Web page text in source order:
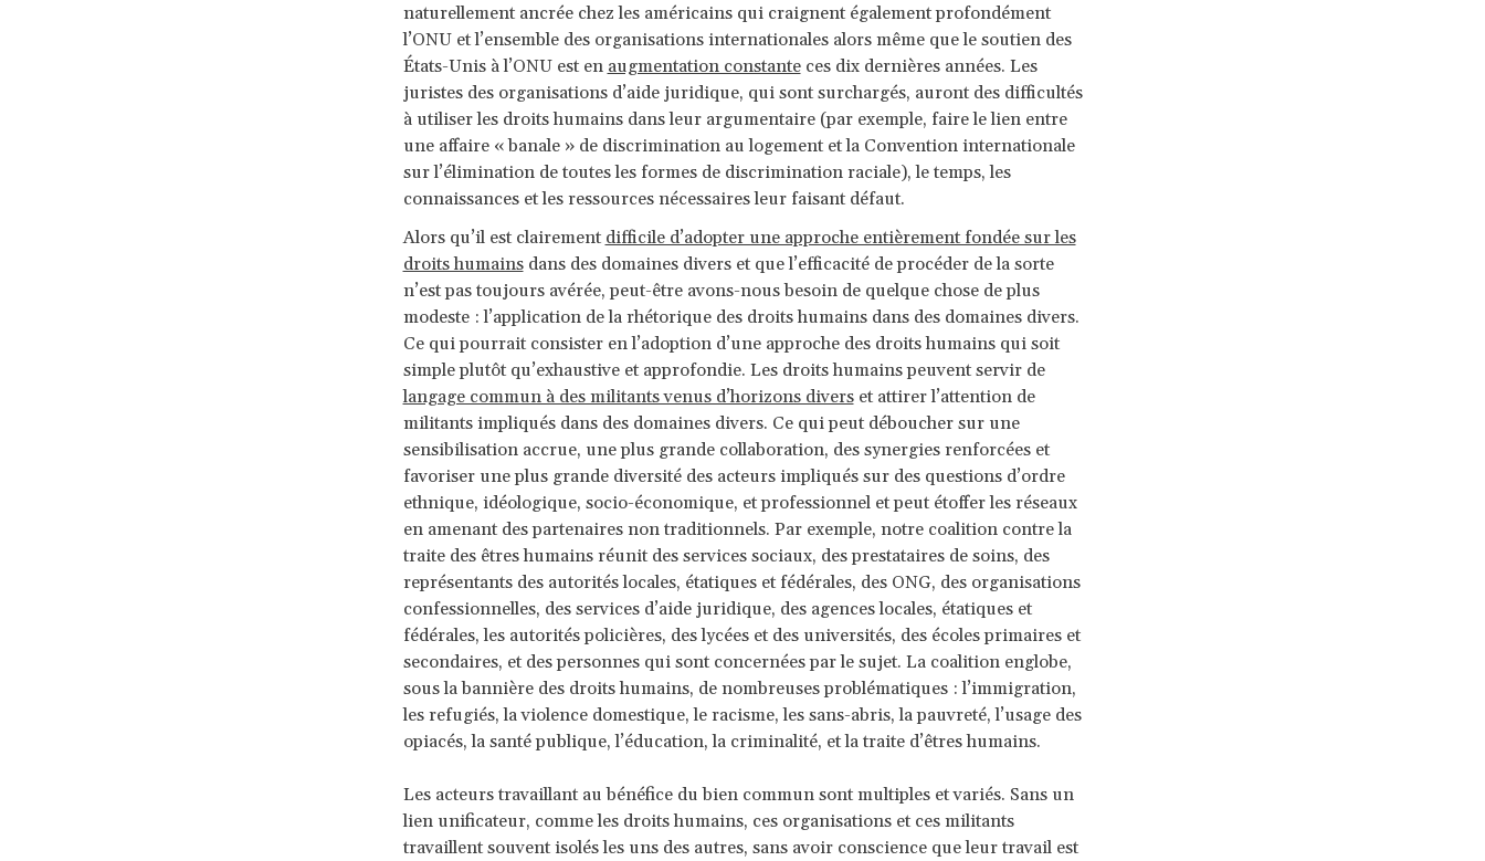
naturellement ancrée chez les américains qui craignent également profondément
l’ONU et l’ensemble des organisations internationales alors même que le soutien des
États-Unis à l’ONU est en augmentation constanteces dix dernières années. Les
juristes des organisations d’aide juridique, qui sont surchargés, auront des difficultés
à utiliser les droits humains dans leur argumentaire (par exemple, faire le lien entre
une affaire « banale » de discrimination au logement et la Convention internationale
sur l’élimination de toutes les formes de discrimination raciale), le temps, les
connaissances et les ressources nécessaires leur faisant défaut.
Alors qu’il est clairement difficile d’adopter une approche entièrement fondée sur les
droits humainsdans des domaines divers et que l’efficacité de procéder de la sorte
n’est pas toujours avérée, peut-être avons-nous besoin de quelque chose de plus
modeste : l’application de la rhétorique des droits humains dans des domaines divers.
Ce qui pourrait consister en l’adoption d’une approche des droits humains qui soit
simple plutôt qu’exhaustive et approfondie. Les droits humains peuvent servir de
langage commun à des militants venus d’horizons diverset attirer l’attention de
militants impliqués dans des domaines divers. Ce qui peut déboucher sur une
sensibilisation accrue, une plus grande collaboration, des synergies renforcées et
favoriser une plus grande diversité des acteurs impliqués sur des questions d’ordre
ethnique, idéologique, socio-économique, et professionnel et peut étoffer les réseaux
en amenant des partenaires non traditionnels. Par exemple, notre coalition contre la
traite des êtres humains réunit des services sociaux, des prestataires de soins, des
représentants des autorités locales, étatiques et fédérales, des ONG, des organisations
confessionnelles, des services d’aide juridique, des agences locales, étatiques et
fédérales, les autorités policières, des lycées et des universités, des écoles primaires et
secondaires, et des personnes qui sont concernées par le sujet. La coalition englobe,
sous la bannière des droits humains, de nombreuses problématiques : l’immigration,
les refugiés, la violence domestique, le racisme, les sans-abris, la pauvreté, l’usage des
opiacés, la santé publique, l’éducation, la criminalité, et la traite d’êtres humains.
Les acteurs travaillant au bénéfice du bien commun sont multiples et variés. Sans un
lien unificateur, comme les droits humains, ces organisations et ces militants
travaillent souvent isolés les uns des autres, sans avoir conscience que leur travail est